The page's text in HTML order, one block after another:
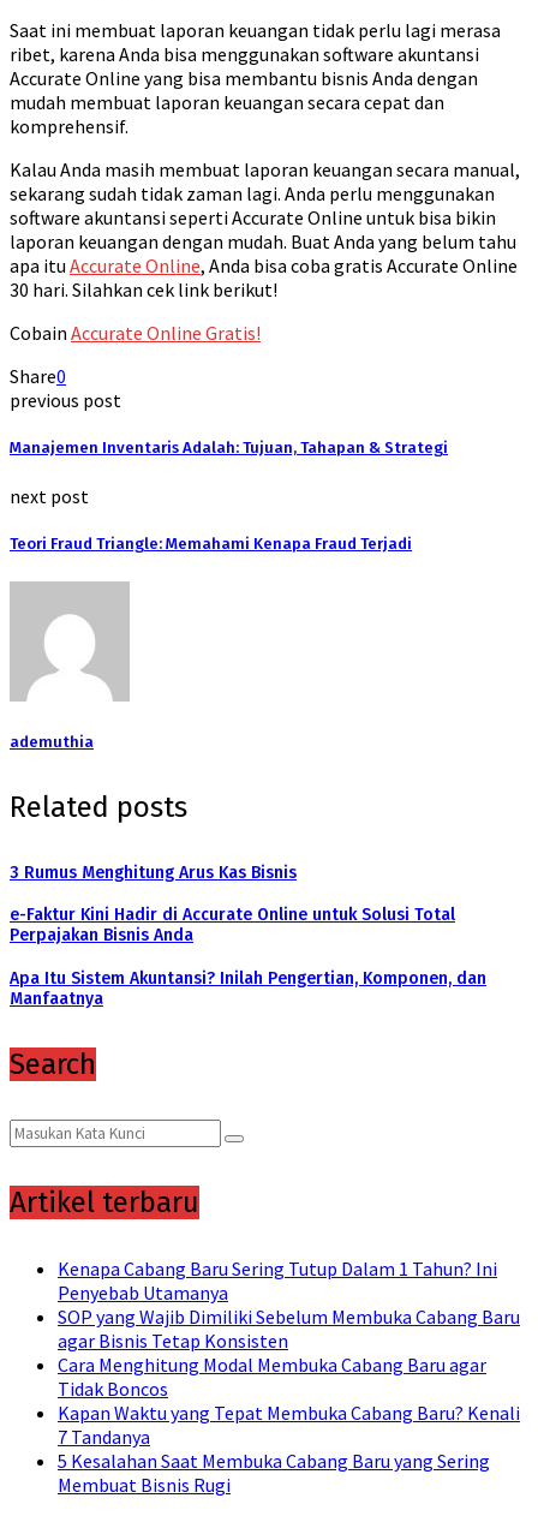
Saat ini membuat laporan keuangan tidak perlu lagi merasa
ribet, karena Anda bisa menggunakan software akuntansi
Accurate Online yang bisa membantu bisnis Anda dengan
mudah membuat laporan keuangan secara cepat dan
komprehensif.
Kalau Anda masih membuat laporan keuangan secara manual,
sekarang sudah tidak zaman lagi. Anda perlu menggunakan
software akuntansi seperti Accurate Online untuk bisa bikin
laporan keuangan dengan mudah. Buat Anda yang belum tahu
apa itu Accurate Online, Anda bisa coba gratis Accurate Online
30 hari. Silahkan cek link berikut!
Cobain Accurate Online Gratis!
Share0
previous post
Manajemen Inventaris Adalah: Tujuan, Tahapan & Strategi
next post
Teori Fraud Triangle: Memahami Kenapa Fraud Terjadi
ademuthia
Related posts
3 Rumus Menghitung Arus Kas Bisnis
e-Faktur Kini Hadir di Accurate Online untuk Solusi Total
Perpajakan Bisnis Anda
Apa Itu Sistem Akuntansi? Inilah Pengertian, Komponen, dan
Manfaatnya
Search
Search
for:
Search
Artikel terbaru
Kenapa Cabang Baru Sering Tutup Dalam 1 Tahun? Ini
Penyebab Utamanya
SOP yang Wajib Dimiliki Sebelum Membuka Cabang Baru
agar Bisnis Tetap Konsisten
Cara Menghitung Modal Membuka Cabang Baru agar
Tidak Boncos
Kapan Waktu yang Tepat Membuka Cabang Baru? Kenali
7 Tandanya
5 Kesalahan Saat Membuka Cabang Baru yang Sering
Membuat Bisnis Rugi